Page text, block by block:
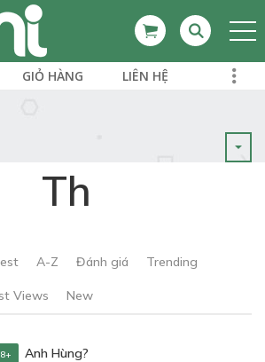
GIỎ HÀNG LIÊN HỆ
Th
A-Z Đánh giá Trending
Views New
Anh Hùng?